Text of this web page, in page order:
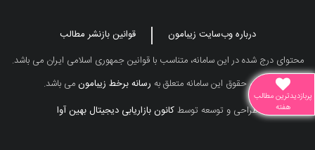
درباره وب‌سایت زیبامون
قوانین بازنشر مطالب
محتوای درج شده در این سامانه، متناسب با قوانین جمهوری اسلامی ایران می باشد.
تمامی حقوق این سامانه متعلق به رسانه برخط زیبامونمی باشد.
طراحی و توسعه توسطکانون بازاریابی دیجیتال بهین آوا
پربازدیدترین مطالب
هفته